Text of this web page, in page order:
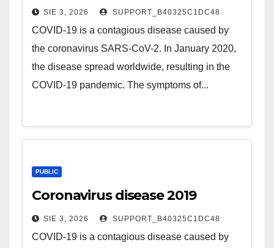
SIE 3, 2026 SUPPORT_B40325C1DC48
COVID-19 is a contagious disease caused by
the coronavirus SARS-CoV-2. In January 2020,
the disease spread worldwide, resulting in the
COVID-19 pandemic. The symptoms of...
PUBLIC
Coronavirus disease 2019
SIE 3, 2026 SUPPORT_B40325C1DC48
COVID-19 is a contagious disease caused by